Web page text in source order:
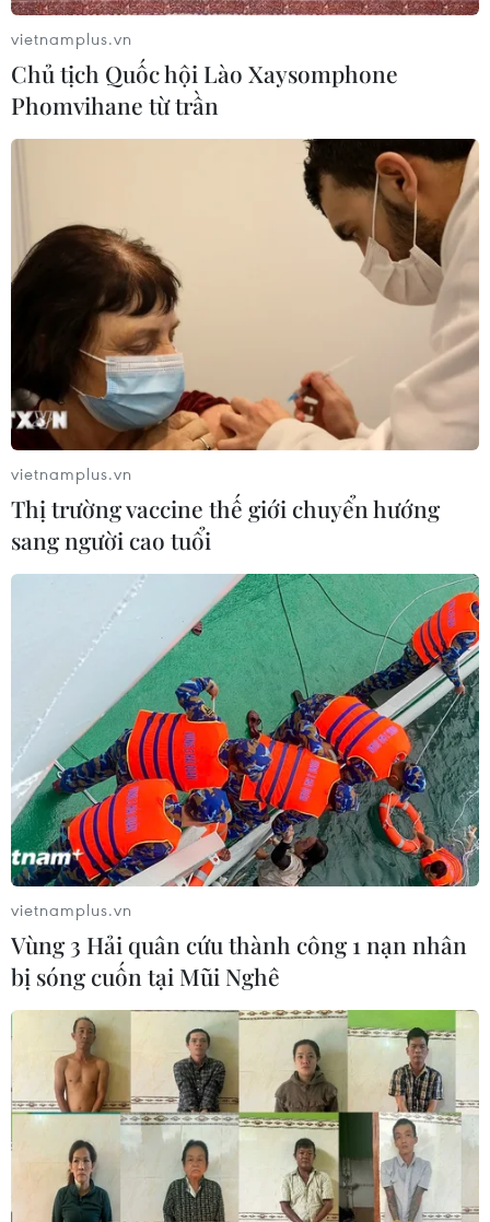
#Hội đồng Bảo an Liên hợp quốc
#Thủ tướng Anh
#Boris Johnson
#Donald Trump
TIN LIÊN QUAN
Brexit và dịch COVID-19 khiến xuất khẩu
từ Anh sang EU giảm mạnh
08/02/2021 01:03
Brexit và đại dịch COVID-19 đã khiến khối lượng hàng
hóa vận chuyển từ Anh sang Liên minh châu Âu (EU)
giảm đến 68% trong tháng 1/2021 so cùng kỳ năm
trước.
vietnamplus.vn
Chủ tịch Quốc hội Lào Xaysomphone
Phomvihane từ trần
vietnamplus.vn
Thị trường vaccine thế giới chuyển hướng
sang người cao tuổi
vietnamplus.vn
Vùng 3 Hải quân cứu thành công 1 nạn nhân
bị sóng cuốn tại Mũi Nghê